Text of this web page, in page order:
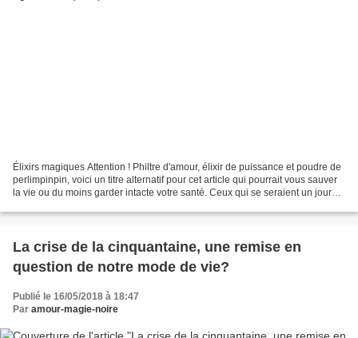
Élixirs magiques Attention ! Philtre d'amour, élixir de puissance et poudre de
perlimpinpin, voici un titre alternatif pour cet article qui pourrait vous sauver
la vie ou du moins garder intacte votre santé. Ceux qui se seraient un jour
La crise de la cinquantaine, une remise en
question de notre mode de vie?
Publié le 16/05/2018 à 18:47
Par amour-magie-noire